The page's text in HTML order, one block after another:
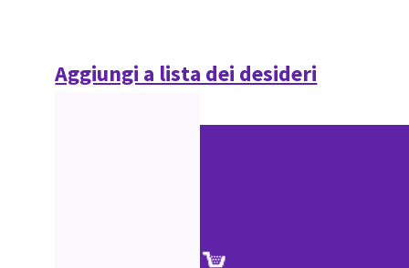
Aggiungi a lista dei desideri